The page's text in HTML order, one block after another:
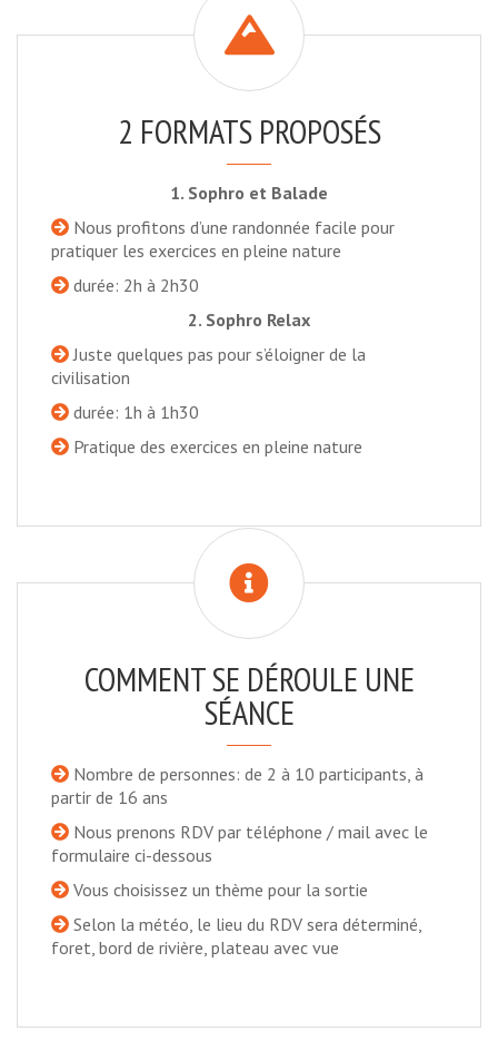
2 FORMATS PROPOSÉS
1. Sophro et Balade
Nous profitons d’une randonnée facile pour
pratiquer les exercices en pleine nature
durée: 2h à 2h30
2. Sophro Relax
Juste quelques pas pour s’éloigner de la
civilisation
durée: 1h à 1h30
Pratique des exercices en pleine nature
COMMENT SE DÉROULE UNE
SÉANCE
Nombre de personnes: de 2 à 10 participants, à
partir de 16 ans
Nous prenons RDV par téléphone / mail avec le
formulaire ci-dessous
Vous choisissez un thème pour la sortie
Selon la météo, le lieu du RDV sera déterminé,
foret, bord de rivière, plateau avec vue